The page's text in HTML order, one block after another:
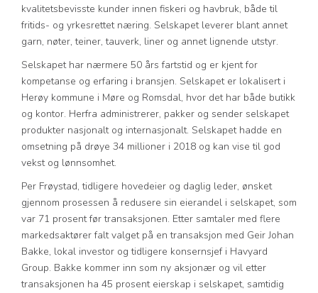
kvalitetsbevisste kunder innen fiskeri og havbruk, både til
fritids- og yrkesrettet næring. Selskapet leverer blant annet
garn, nøter, teiner, tauverk, liner og annet lignende utstyr.
Selskapet har nærmere 50 års fartstid og er kjent for
kompetanse og erfaring i bransjen. Selskapet er lokalisert i
Herøy kommune i Møre og Romsdal, hvor det har både butikk
og kontor. Herfra administrerer, pakker og sender selskapet
produkter nasjonalt og internasjonalt. Selskapet hadde en
omsetning på drøye 34 millioner i 2018 og kan vise til god
vekst og lønnsomhet.
Per Frøystad, tidligere hovedeier og daglig leder, ønsket
gjennom prosessen å redusere sin eierandel i selskapet, som
var 71 prosent før transaksjonen. Etter samtaler med flere
markedsaktører falt valget på en transaksjon med Geir Johan
Bakke, lokal investor og tidligere konsernsjef i Havyard
Group. Bakke kommer inn som ny aksjonær og vil etter
transaksjonen ha 45 prosent eierskap i selskapet, samtidig